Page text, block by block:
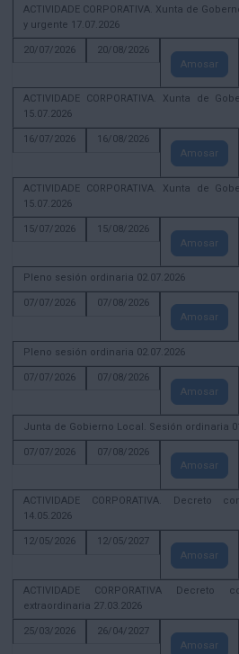
ACTIVIDADE CORPORATIVA. Xunta de
y urgente 17.07.2026
20/07/2026
20/08/2026
Amosar
ACTIVIDADE CORPORATIVA. Xunta de
15.07.2026
16/07/2026
16/08/2026
Amosar
ACTIVIDADE CORPORATIVA. Xunta de
15.07.2026
15/07/2026
15/08/2026
Amosar
Pleno sesión ordinaria 02.07.2026
07/07/2026
07/08/2026
Amosar
Pleno sesión ordinaria 02.07.2026
07/07/2026
07/08/2026
Amosar
Junta de Gobierno Local. Sesión ordinaria
07/07/2026
07/08/2026
Amosar
ACTIVIDADE CORPORATIVA. Decreto
14.05.2026
12/05/2026
12/05/2027
Amosar
ACTIVIDADE CORPORATIVA
extraordinaria 27.03.2026
25/03/2026
26/04/2027
Amosar